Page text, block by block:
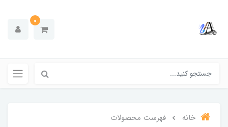
0
خانه
فهرست محصولات